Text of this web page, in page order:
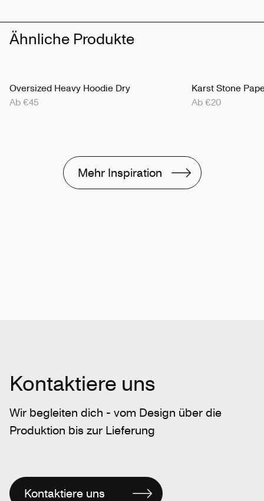
Ähnliche Produkte
Oversized Heavy Hoodie Dry
Ab €45
Karst Stone
Ab €20
Mehr Inspiration
Kontaktiere uns
Wir begleiten dich - vom Design über die
Produktion bis zur Lieferung
Kontaktiere uns